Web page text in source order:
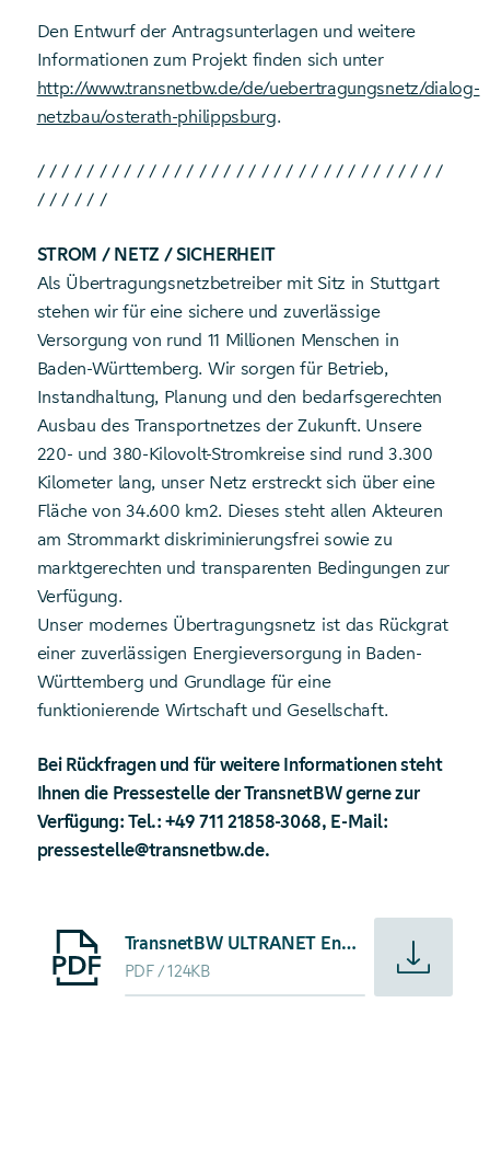
Den Entwurf der Antragsunterlagen und weitere
Informationen zum Projekt finden sich unter
http://www.transnetbw.de/de/uebertragungsnetz/dialog-
netzbau/osterath-philippsburg.
/ / / / / / / / / / / / / / / / / / / / / / / / / / / / / / / / /
/ / / / / /
STROM / NETZ / SICHERHEIT
Als Übertragungsnetzbetreiber mit Sitz in Stuttgart
stehen wir für eine sichere und zuverlässige
Versorgung von rund 11 Millionen Menschen in
Baden-Württemberg. Wir sorgen für Betrieb,
Instandhaltung, Planung und den bedarfsgerechten
Ausbau des Transportnetzes der Zukunft. Unsere
220- und 380-Kilovolt-Stromkreise sind rund 3.300
Kilometer lang, unser Netz erstreckt sich über eine
Fläche von 34.600 km2. Dieses steht allen Akteuren
am Strommarkt diskriminierungsfrei sowie zu
marktgerechten und transparenten Bedingungen zur
Verfügung.
Unser modernes Übertragungsnetz ist das Rückgrat
einer zuverlässigen Energieversorgung in Baden-
Württemberg und Grundlage für eine
funktionierende Wirtschaft und Gesellschaft.
Bei Rückfragen und für weitere Informationen steht
Ihnen die Pressestelle der TransnetBW gerne zur
Verfügung: Tel.: +49 711 21858-3068, E-Mail:
pressestelle@transnetbw.de.
Starte Download von: TransnetBW ULTRANET Entwurf
TransnetBW ULTRANET Entwurf der Antragsunterlagen zur Bundesfachplanung
PDF 124KB